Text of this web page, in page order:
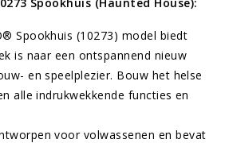
Spookhuis (10273) model biedt
is naar een ontspannend nieuw
en speelplezier. Bouw het helse
alle indrukwekkende functies en
voor volwassenen en bevat